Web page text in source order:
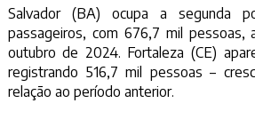
Salvador (BA) ocupa a segunda
passageiros, com 676,7 mil
outubro de 2024. Fortaleza (CE)
registrando 516,7 mil pessoas –
relação ao período anterior.